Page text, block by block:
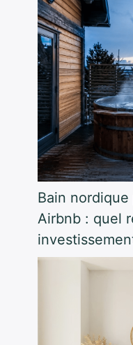
Bain
Airbnb : quel